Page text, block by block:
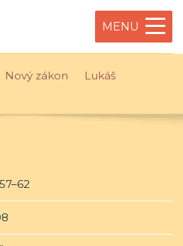
MENU
Nový zákon
Lukáš